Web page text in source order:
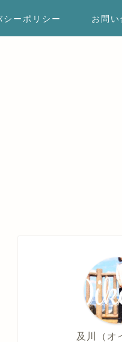
シーポリシー お問
及川（オ